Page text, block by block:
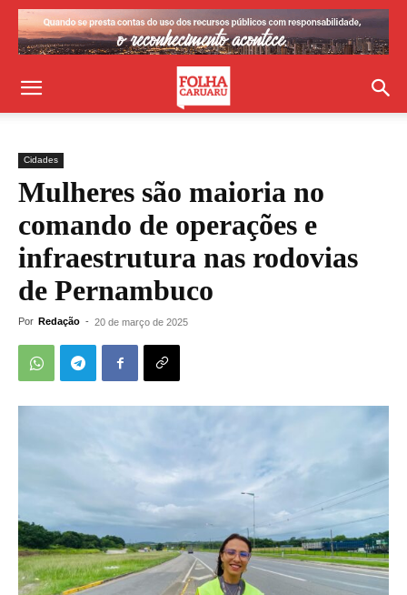
Cidades
Mulheres são maioria no
comando de operações e
infraestrutura nas rodovias
de Pernambuco
Por Redação - 20 de março de 2025